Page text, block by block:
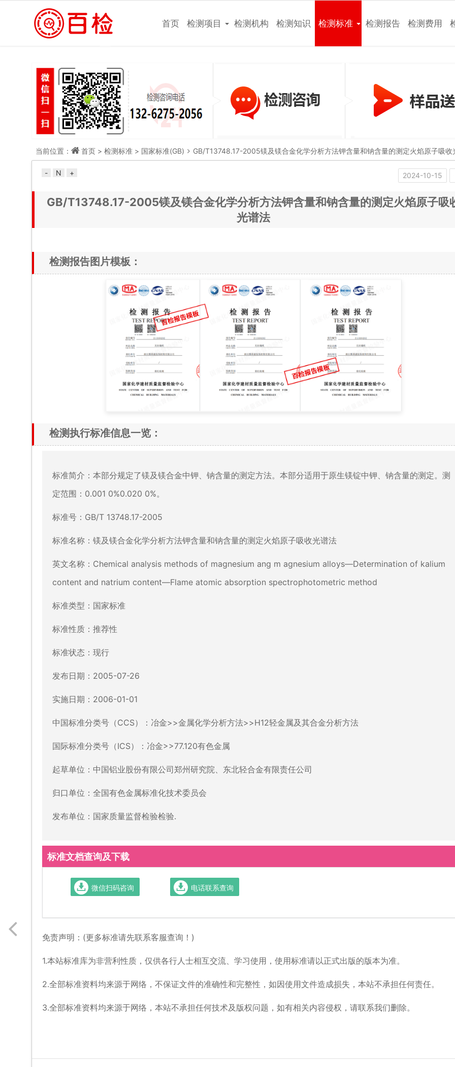
做检测，上百检网！
首页 检测项目 检测机构 检测知识 检测标准 检测报告 检测费用
当前位置： 首页 > 检测标准 > 国家标准(GB) GB/T13748.17-2005镁及镁合金化学分析方法钾含量和钠含量的测定火焰原子吸收
2024-10-15
- N +
GB/T13748.17-2005镁及镁合金化学分析方法钾含量和钠含量的测定火焰原子吸
光谱法
检测报告图片模板：
检测执行标准信息一览：
标准简介：本部分规定了镁及镁合金中钾、钠含量的测定方法。本部分适用于原生镁锭中钾、钠含量的测定。测
定范围：0.001 0%0.020 0%。
标准号：GB/T 13748.17-2005
标准名称：镁及镁合金化学分析方法钾含量和钠含量的测定火焰原子吸收光谱法
英文名称：Chemical analysis methods of magnesium ang m agnesium alloys—Determination of kalium
content and natrium content—Flame atomic absorption spectrophotometric method
标准类型：国家标准
标准性质：推荐性
标准状态：现行
发布日期：2005-07-26
实施日期：2006-01-01
中国标准分类号（CCS）：冶金>>金属化学分析方法>>H12轻金属及其合金分析方法
国际标准分类号（ICS）：冶金>>77.120有色金属
起草单位：中国铝业股份有限公司郑州研究院、东北轻合金有限责任公司
归口单位：全国有色金属标准化技术委员会
发布单位：国家质量监督检验检验.
标准文档查询及下载
微信扫码咨询 电话联系查询
免责声明：(更多标准请先联系客服查询！)
1.本站标准库为非营利性质，仅供各行人士相互交流、学习使用，使用标准请以正式出版的版本为准。
2.全部标准资料均来源于网络，不保证文件的准确性和完整性，如因使用文件造成损失，本站不承担任何责任。
3.全部标准资料均来源于网络，本站不承担任何技术及版权问题，如有相关内容侵权，请联系我们删除。